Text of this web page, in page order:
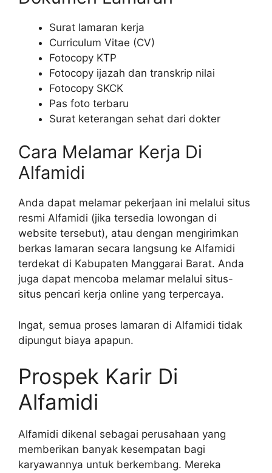
Surat lamaran kerja
Curriculum Vitae (CV)
Fotocopy KTP
Fotocopy ijazah dan transkrip nilai
Fotocopy SKCK
Pas foto terbaru
Surat keterangan sehat dari dokter
Cara Melamar Kerja Di
Alfamidi
Anda dapat melamar pekerjaan ini melalui situs
resmi Alfamidi (jika tersedia lowongan di
website tersebut), atau dengan mengirimkan
berkas lamaran secara langsung ke Alfamidi
terdekat di Kabupaten Manggarai Barat. Anda
juga dapat mencoba melamar melalui situs-
situs pencari kerja online yang terpercaya.
Ingat, semua proses lamaran di Alfamidi tidak
dipungut biaya apapun.
Prospek Karir Di
Alfamidi
Alfamidi dikenal sebagai perusahaan yang
memberikan banyak kesempatan bagi
karyawannya untuk berkembang. Mereka